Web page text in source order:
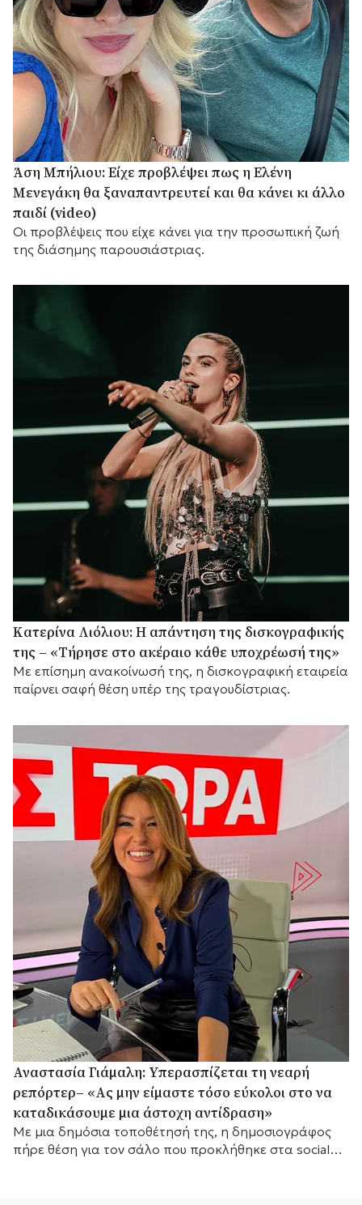
Άση Μπήλιου: Είχε προβλέψει πως η Ελένη
Μενεγάκη θα ξαναπαντρευτεί και θα κάνει κι άλλο
παιδί (video)
Οι προβλέψεις που είχε κάνει για την προσωπική ζωή
της διάσημης παρουσιάστριας.
Κατερίνα Λιόλιου: Η απάντηση της δισκογραφικής
της – «Τήρησε στο ακέραιο κάθε υποχρέωσή της»
Με επίσημη ανακοίνωσή της, η δισκογραφική εταιρεία
παίρνει σαφή θέση υπέρ της τραγουδίστριας.
Αναστασία Γιάμαλη: Υπερασπίζεται τη νεαρή
ρεπόρτερ– «Ας μην είμαστε τόσο εύκολοι στο να
καταδικάσουμε μια άστοχη αντίδραση»
Με μια δημόσια τοποθέτησή της, η δημοσιογράφος
πήρε θέση για τον σάλο που προκλήθηκε στα social